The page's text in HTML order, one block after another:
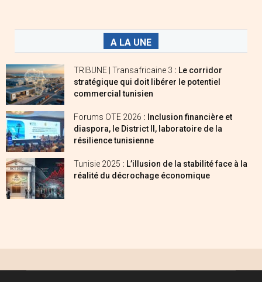
A LA UNE
TRIBUNE | Transafricaine 3 : Le corridor
stratégique qui doit libérer le potentiel
commercial tunisien
Forums OTE 2026 : Inclusion financière et
diaspora, le District II, laboratoire de la
résilience tunisienne
Tunisie 2025 : L’illusion de la stabilité face à la
réalité du décrochage économique